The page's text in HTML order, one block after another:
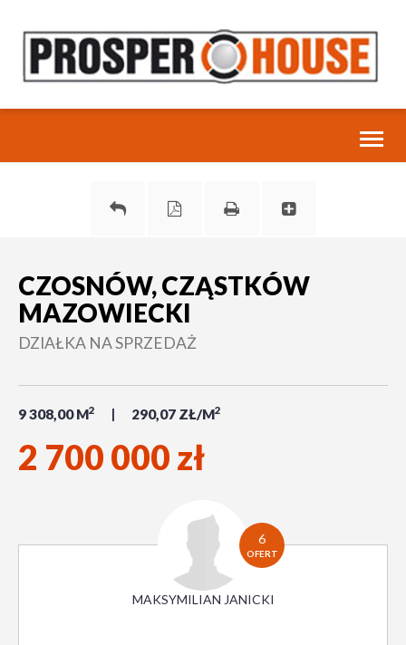
CZOSNÓW, CZĄSTKÓW
MAZOWIECKI
DZIAŁKA NA SPRZEDAŻ
9 308,00 M2 290,07 ZŁ/M2
2 700 000 zł
6
OFERT
MAKSYMILIAN JANICKI